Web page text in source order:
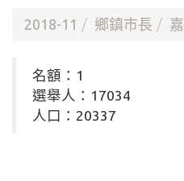
2018-11 鄉鎮市長
名額：1
選舉人：17034
人口：20337